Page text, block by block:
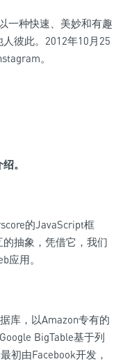
一种快速、美妙和有趣
彼此。2012年10月25
。
。
的JavaScript框
抽象，凭借它，我们
应用。
库，以Amazon专有的
BigTable基于列
初由Facebook开发，